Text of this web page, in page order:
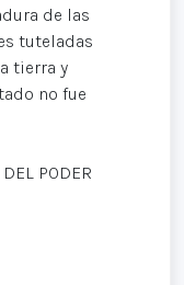
de las
tuteladas
tierra y
no fue
PODER